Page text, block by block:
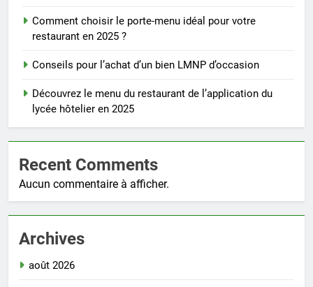
Comment choisir le porte-menu idéal pour votre
restaurant en 2025 ?
Conseils pour l’achat d’un bien LMNP d’occasion
Découvrez le menu du restaurant de l’application du
lycée hôtelier en 2025
Recent Comments
Aucun commentaire à afficher.
Archives
août 2026